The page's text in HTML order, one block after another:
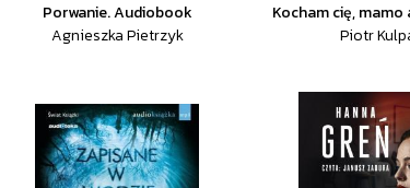
Porwanie. Audiobook
Agnieszka Pietrzyk
Kocham cię,
Piotr